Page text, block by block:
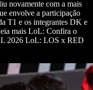
novamente com a mais
envolve a participação
T1 e os integrantes DK e
mais LoL: Confira o
2026 LoL: LOS x RED